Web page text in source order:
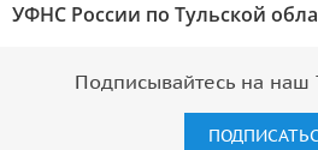
УФНС России по Тульской
Подписывайтесь на наш